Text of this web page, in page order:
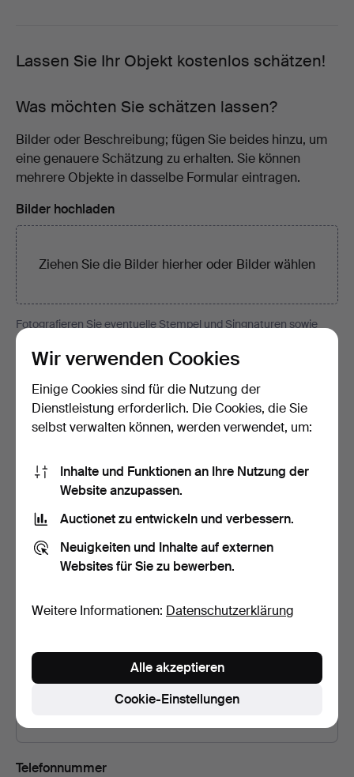
Lassen Sie Ihr Objekt kostenlos schätzen!
Was möchten Sie schätzen lassen?
Bilder oder Beschreibung; fügen Sie beides hinzu, um
eine genauere Schätzung zu erhalten. Sie können
mehrere Objekte in dasselbe Formular eintragen.
Bilder hochladen
Ziehen Sie die Bilder hierher oder Bilder wählen
Fotografieren Sie eventuelle Stempel und Singnaturen sowie
Rück- und Unterseite.
Bei welchem unserer Auktionshäuser?
Kontaktangaben
Telefonnummer
Wir verwenden Cookies
Einige Cookies sind für die Nutzung der
Dienstleistung erforderlich. Die Cookies, die Sie
selbst verwalten können, werden verwendet, um:
Inhalte und Funktionen an Ihre Nutzung der
Website anzupassen.
Auctionet zu entwickeln und verbessern.
Neuigkeiten und Inhalte auf externen
Websites für Sie zu bewerben.
Weitere Informationen: Datenschutzerklärung
Cookie-Einstellungen
Alle akzeptieren